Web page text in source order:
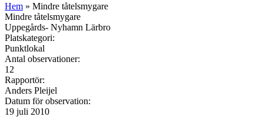
Hem » Mindre tåtelsmygare
Mindre tåtelsmygare
Uppegårds- Nyhamn Lärbro
Platskategori:
Punktlokal
Antal observationer:
12
Rapportör:
Anders Pleijel
Datum för observation:
19 juli 2010